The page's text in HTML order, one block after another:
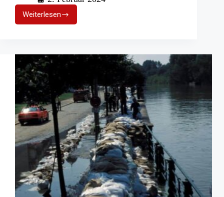
Weiterlesen
Tierische
Rettung:
im
Schlamm